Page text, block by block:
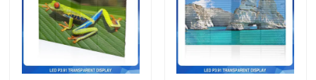
Wisata pabrik
Kontrol kualitas